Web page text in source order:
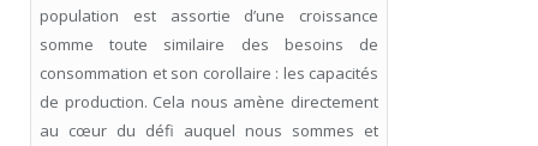
population est assortie d’une croissance
somme toute similaire des besoins de
consommation et son corollaire : les capacités
de production. Cela nous amène directement
au cœur du défi auquel nous sommes et